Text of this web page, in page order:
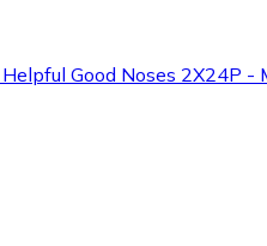
Good Noses 2X24P -